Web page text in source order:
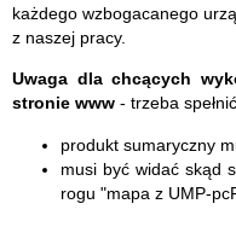
każdego wzbogacanego
z naszej pracy.
Uwaga dla chcących
stronie www - trzeba
produkt sumaryczny
musi być widać skąd
rogu "mapa z UMP-